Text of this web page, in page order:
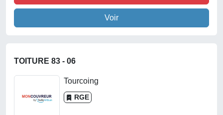
Voir
TOITURE 83 - 06
Tourcoing
RGE